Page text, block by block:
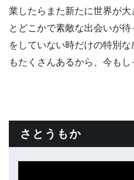
業したらまた新たに世界が
とどこかで素敵な出会いが
をしていない時だけの特別
もたくさんあるから、今もし
さとうもか